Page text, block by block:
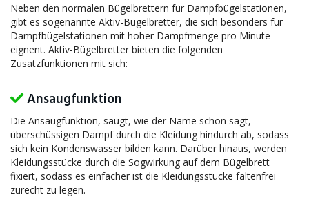
Neben den normalen Bügelbrettern für Dampfbügelstationen,
gibt es sogenannte Aktiv-Bügelbretter, die sich besonders für
Dampfbügelstationen mit hoher Dampfmenge pro Minute
eignent. Aktiv-Bügelbretter bieten die folgenden
Zusatzfunktionen mit sich:
Ansaugfunktion
Die Ansaugfunktion, saugt, wie der Name schon sagt,
überschüssigen Dampf durch die Kleidung hindurch ab, sodass
sich kein Kondenswasser bilden kann. Darüber hinaus, werden
Kleidungsstücke durch die Sogwirkung auf dem Bügelbrett
fixiert, sodass es einfacher ist die Kleidungsstücke faltenfrei
zurecht zu legen.